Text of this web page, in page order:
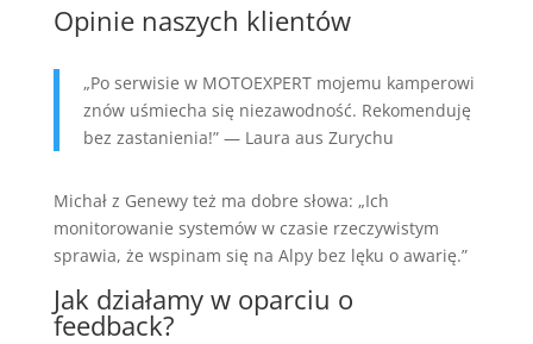
Opinie naszych klientów
„Po serwisie w MOTOEXPERT mojemu kamperowi
znów uśmiecha się niezawodność. Rekomenduję
bez zastanienia!” — Laura aus Zurychu
Michał z Genewy też ma dobre słowa: „Ich
monitorowanie systemów w czasie rzeczywistym
sprawia, że wspinam się na Alpy bez lęku o awarię.”
Jak działamy w oparciu o
feedback?